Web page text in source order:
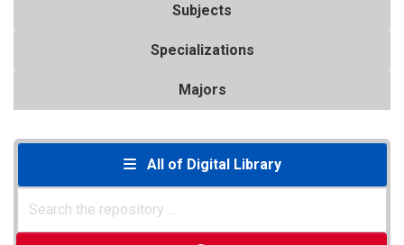
Subjects
Specializations
Majors
All of Digital Library